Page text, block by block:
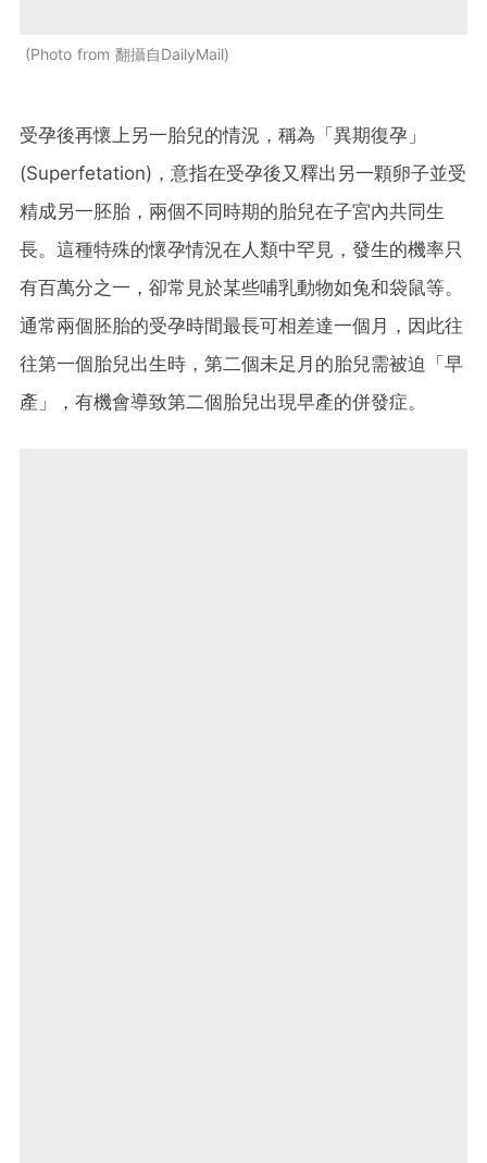
Photo from 翻攝自DailyMail
受孕後再懷上另一胎兒的情況，稱為「異期復孕」
(Superfetation)，意指在受孕後又釋出另一顆卵子並受
精成另一胚胎，兩個不同時期的胎兒在子宮內共同生
長。這種特殊的懷孕情況在人類中罕見，發生的機率只
有百萬分之一，卻常見於某些哺乳動物如兔和袋鼠等。
通常兩個胚胎的受孕時間最長可相差達一個月，因此往
往第一個胎兒出生時，第二個未足月的胎兒需被迫「早
產」，有機會導致第二個胎兒出現早產的併發症。